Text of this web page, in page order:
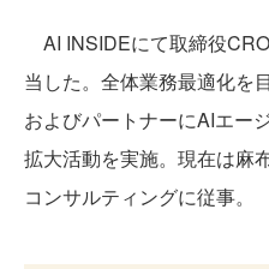
AI INSIDEにて取締役
当した。全体業務最適化を
およびパートナーにAIエー
拡大活動を実施。現在は麻
コンサルティングに従事。